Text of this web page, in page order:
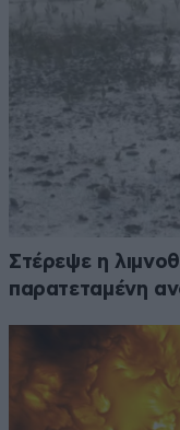
Στέρεψε η
παρατεταμένη